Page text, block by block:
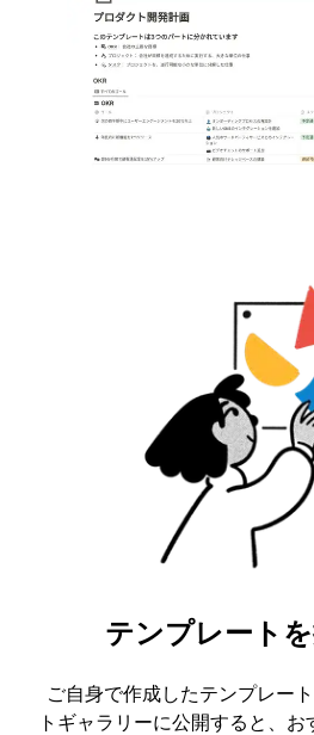
テンプレート
ご自身で作成したテンプレー
トギャラリーに公開すると、